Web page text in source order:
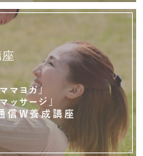
マヨガ」
ッサージ」
信W養成講座